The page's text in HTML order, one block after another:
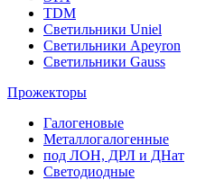
TDM
Светильники Uniel
Светильники Apeyron
Светильники Gauss
Прожекторы
Галогеновые
Металлогалогенные
под ЛОН, ДРЛ и ДНат
Светодиодные